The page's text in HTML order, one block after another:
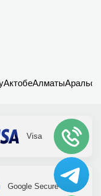
АктобеАлматыАральск
Visa
Google Secure